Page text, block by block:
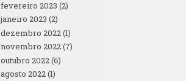
fevereiro 2023 (2)
janeiro 2023 (2)
dezembro 2022(1)
novembro 2022(7)
outubro 2022(6)
agosto 2022(1)